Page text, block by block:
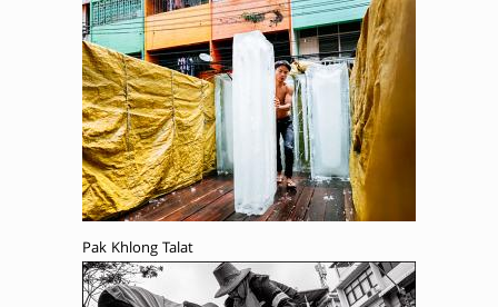
Pak Khlong Talat